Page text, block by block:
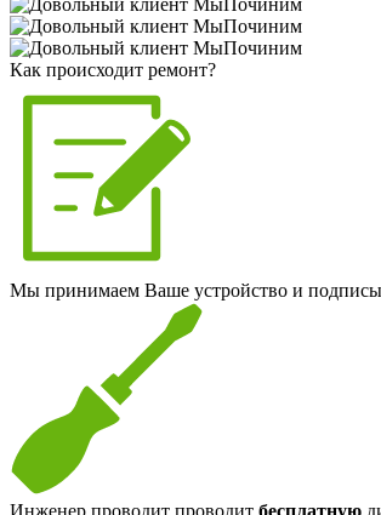
Как происходит ремонт?
Мы принимаем Ваше устройство и